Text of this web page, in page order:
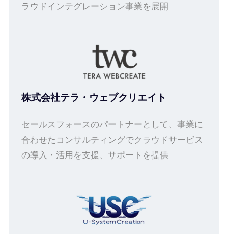
ラウドインテグレーション事業を展開
株式会社テラ・ウェブクリエイト
セールスフォースのパートナーとして、事業に
合わせたコンサルティングでクラウドサービス
の導入・活用を支援、サポートを提供